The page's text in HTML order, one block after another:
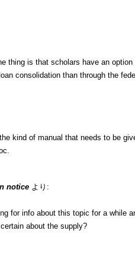
thing is that scholars have an
consolidation than through the
kind of manual that needs to be
notice より:
for info about this topic for a while
about the supply?